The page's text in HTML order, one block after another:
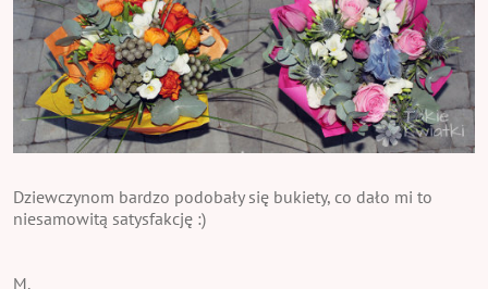
Dziewczynom bardzo podobały się bukiety, co dało mi to
niesamowitą satysfakcję :)
M.